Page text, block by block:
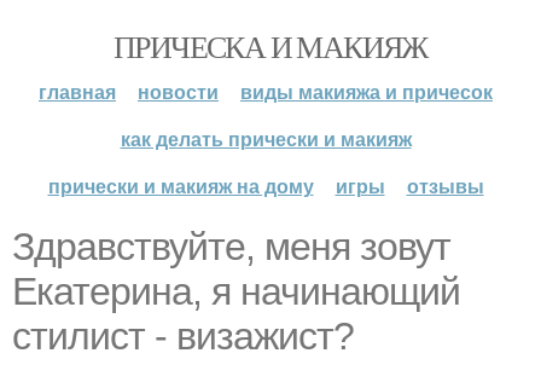
ПРИЧЕСКА И МАКИЯЖ
главная новости
виды макияжа и причесок
как делать прически и макияж
прически и макияж на дому
игры отзывы
Здравствуйте, меня зовут
Екатерина, я начинающий
стилист - визажист?